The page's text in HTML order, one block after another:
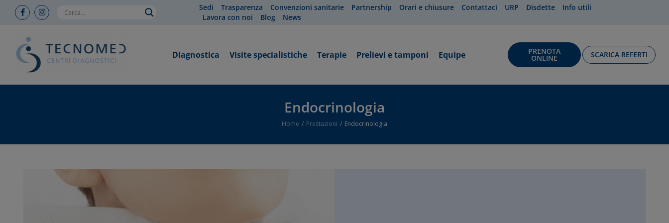
Sedi Trasparenza Convenzioni sanitarie Partnership Orari e chiusure Contattaci URP Disdette
Info utili
Lavora con noi
Blog News
Diagnostica Visite specialistiche Terapie Prelievi e tamponi Equipe PRENOTA
ONLINE SCARICA REFERTI
Endocrinologia
Home Prestazioni Endocrinologia